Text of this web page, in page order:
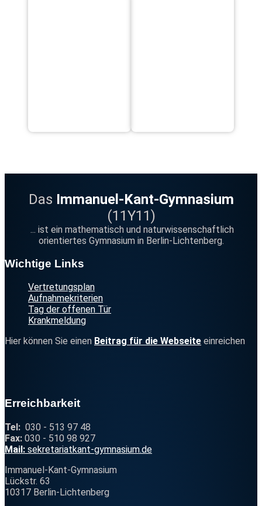
Das Immanuel-Kant-Gymnasium
(11Y11)
... ist ein mathematisch und naturwissenschaftlich
orientiertes Gymnasium in Berlin-Lichtenberg.
Footer
Wichtige Links
Vertretungsplan
Aufnahmekriterien
Tag der offenen Tür
Krankmeldung
Hier können Sie einen Beitrag für die Webseite einreichen
Erreichbarkeit
Tel: 030 - 513 97 48
Fax: 030 - 510 98 927
Mail: sekretariat@
kant-gymnasium.de
Immanuel-Kant-Gymnasium
Lückstr. 63
10317 Berlin-Lichtenberg